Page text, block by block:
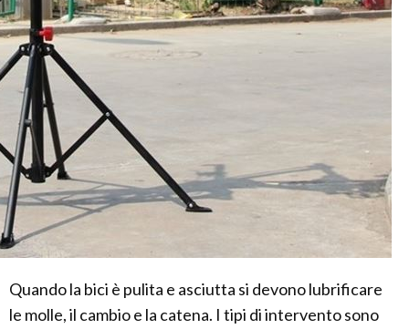
Quando la bici è pulita e asciutta si devono lubrificare
le molle, il cambio e la catena. I tipi di intervento sono